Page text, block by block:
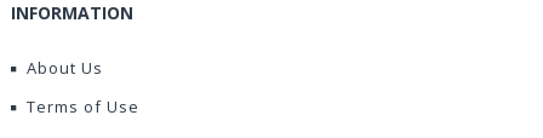
INFORMATION
About Us
Terms of Use